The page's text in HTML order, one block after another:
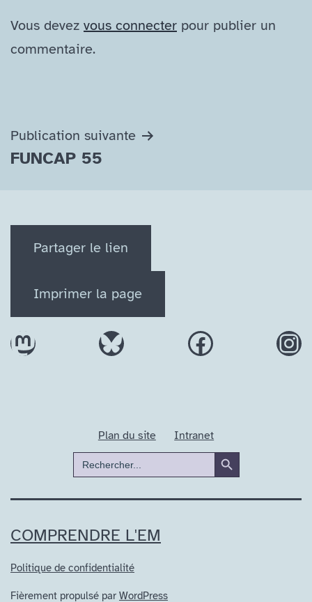
Vous devez vous connecter pour publier un
commentaire.
Navigation
de
Publication suivante
FUNCAP 55
Partager le lien
Imprimer la page
MastodonBluesky Facebook
Plan du site Intranet
Search
for:
Search Button
COMPRENDRE L'EM
Politique de confidentialité
Fièrement propulsé par WordPress